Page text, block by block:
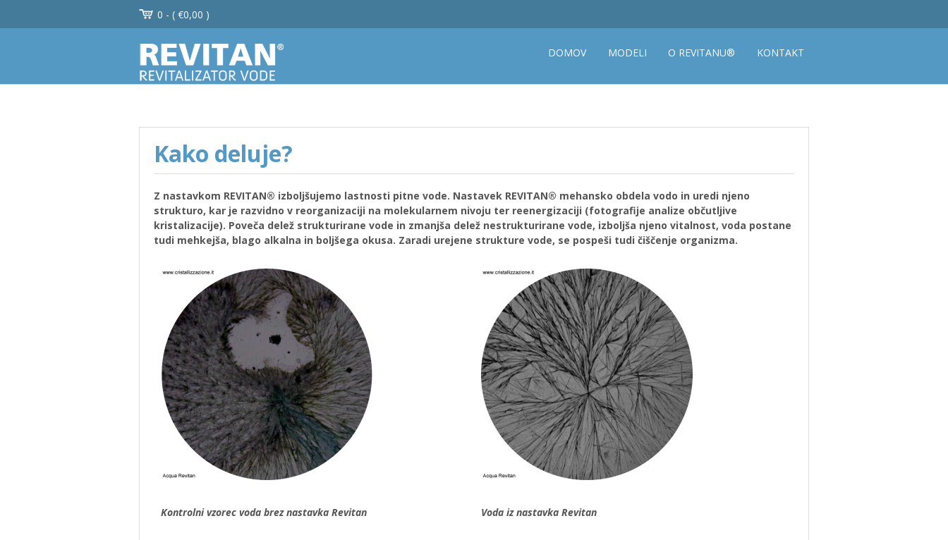
0 - ( €0,00 )
DOMOV MODELI O REVITANU® KONTAKT
Kako deluje?
Z nastavkom REVITAN® izboljšujemo lastnosti pitne vode. Nastavek REVITAN® mehansko obdela vodo in uredi njeno
strukturo, kar je razvidno v reorganizaciji na molekularnem nivoju ter reenergizaciji (fotografije analize občutljive
kristalizacije). Poveča delež strukturirane vode in zmanjša delež nestrukturirane vode, izboljša njeno vitalnost, voda postane
tudi mehkejša, blago alkalna in boljšega okusa. Zaradi urejene strukture vode, se pospeši tudi čiščenje organizma.
Kontrolni vzorec voda brez nastavka Revitan Voda iz nastavka Revitan